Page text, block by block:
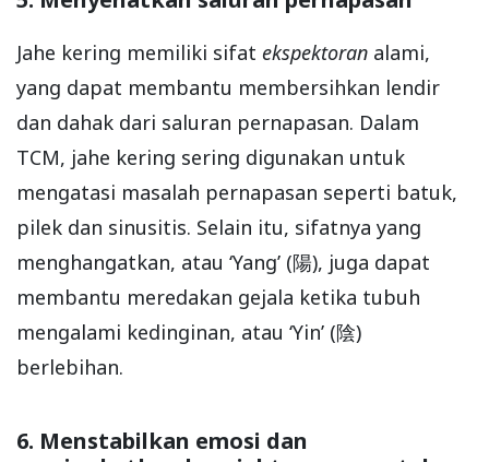
Jahe kering memiliki sifat ekspektoran alami,
yang dapat membantu membersihkan lendir
dan dahak dari saluran pernapasan. Dalam
TCM, jahe kering sering digunakan untuk
mengatasi masalah pernapasan seperti batuk,
pilek dan sinusitis. Selain itu, sifatnya yang
menghangatkan, atau ‘Yang’ (陽), juga dapat
membantu meredakan gejala ketika tubuh
mengalami kedinginan, atau ‘Yin’ (陰)
berlebihan.
6. Menstabilkan emosi dan